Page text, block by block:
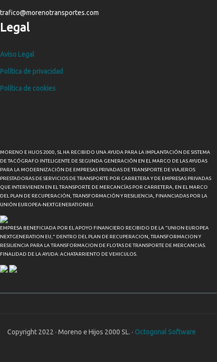
trafico@morenotransportes.com
Legal
Aviso Legal
Política de privacidad
Política de cookies
MORENO E HIJOS 2000, SL HA RECIBIDO UNA AYUDA PARA LA IMPLANTACIÓN DE SISTEMA
DE TACÓGRAFO INTELIGENTE DE SEGUNDA GENERACIÓN EN EL MARCO DE LAS AYUDAS
PARA LA MODERNIZACIÓN DE EMPRESAS PRIVADAS DE TRANSPORTE DE VIAJEROS
PRESTADORAS DE SERVICIOS DE TRANSPORTE POR CARRETERA Y DE EMPRESAS PRIVADAS
QUE INTERVIENEN EN EL TRANSPORTE DE MERCANCÍAS POR CARRETERA, EN EL MARCO
DEL PLAN DE RECUPERACIÓN, TRANSFORMACIÓN Y RESILIENCIA, FINANCIADAS POR LA
UNIÓN EUROPEA-NEXTGENERATIONEU.
EMPRESA BENEFICIADA POR EL APOYO FINANCIERO RECIBIDO DE LA “UNION EUROPEA
NEXTGENERATION EU,” DENTRO DEL PLAN DE RECUPERACION, TRANSFORMACION Y
RESILIENCIA PARA LA TRANSFORMACION DE FLOTAS DE TRANSPORTE DE MERCANCIAS.
FINALIDAD DE LA AYUDA: ACHATARRIENTO DE VEHICULOS.
Copyright 2022 · Moreno e Hijos 2000 SL. · Octogonal Software